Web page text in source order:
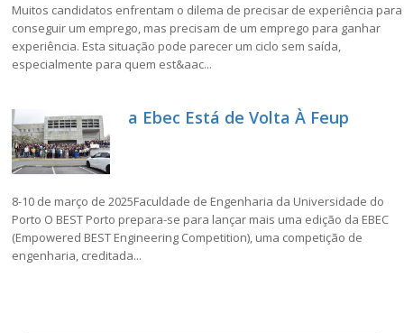
Muitos candidatos enfrentam o dilema de precisar de experiência para
conseguir um emprego, mas precisam de um emprego para ganhar
experiência. Esta situação pode parecer um ciclo sem saída,
especialmente para quem est&aac...
a Ebec Está de Volta À Feup
8-10 de março de 2025Faculdade de Engenharia da Universidade do
Porto O BEST Porto prepara-se para lançar mais uma edição da EBEC
(Empowered BEST Engineering Competition), uma competição de
engenharia, creditada...